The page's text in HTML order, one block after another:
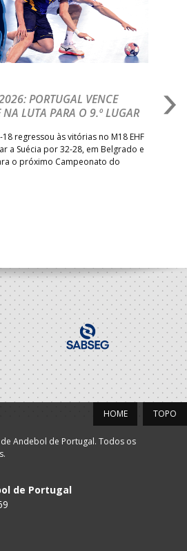
PORTUGAL VENCE
NA LUTA PARA O 9.º LUGAR
regressou às vitórias no M18 EHF
a Suécia por 32-28, em Belgrado e
o próximo Campeonato do
TOPO
HOME
Andebol de Portugal. Todos os
de Portugal